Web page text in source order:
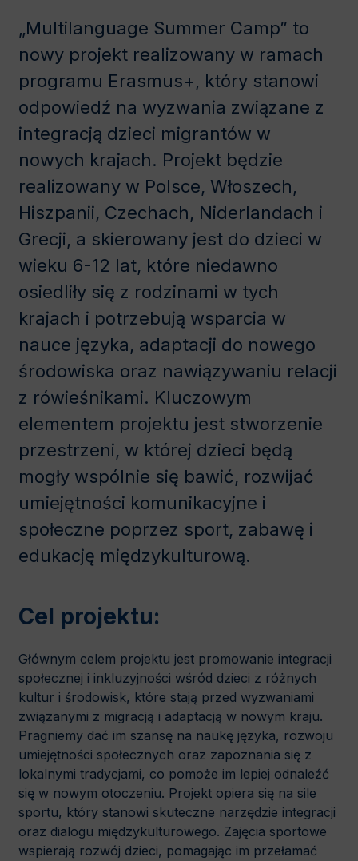
„Multilanguage Summer Camp” to
nowy projekt realizowany w ramach
programu Erasmus+, który stanowi
odpowiedź na wyzwania związane z
integracją dzieci migrantów w
nowych krajach. Projekt będzie
realizowany w Polsce, Włoszech,
Hiszpanii, Czechach, Niderlandach i
Grecji, a skierowany jest do dzieci w
wieku 6-12 lat, które niedawno
osiedliły się z rodzinami w tych
krajach i potrzebują wsparcia w
nauce języka, adaptacji do nowego
środowiska oraz nawiązywaniu relacji
z rówieśnikami. Kluczowym
elementem projektu jest stworzenie
przestrzeni, w której dzieci będą
mogły wspólnie się bawić, rozwijać
umiejętności komunikacyjne i
społeczne poprzez sport, zabawę i
edukację międzykulturową.
Cel projektu:
Głównym celem projektu jest promowanie integracji
społecznej i inkluzyjności wśród dzieci z różnych
kultur i środowisk, które stają przed wyzwaniami
związanymi z migracją i adaptacją w nowym kraju.
Pragniemy dać im szansę na naukę języka, rozwoju
umiejętności społecznych oraz zapoznania się z
lokalnymi tradycjami, co pomoże im lepiej odnaleźć
się w nowym otoczeniu. Projekt opiera się na sile
sportu, który stanowi skuteczne narzędzie integracji
oraz dialogu międzykulturowego. Zajęcia sportowe
wspierają rozwój dzieci, pomagając im przełamać